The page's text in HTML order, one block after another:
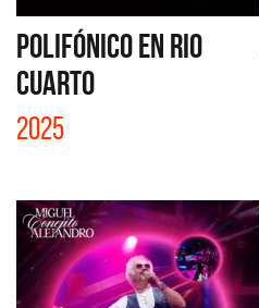
POLIFÓNICO EN RIO
CUARTO
2025